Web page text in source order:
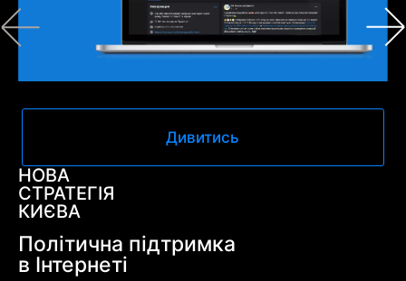
Дивитись
НОВА
СТРАТЕГІЯ
КИЄВА
Політична підтримка
в Інтернеті